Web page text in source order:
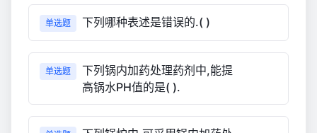
单选题 下列哪种表述是错误的.( )
单选题
下列锅内加药处理药剂中,能提
高锅水PH值的是( ).